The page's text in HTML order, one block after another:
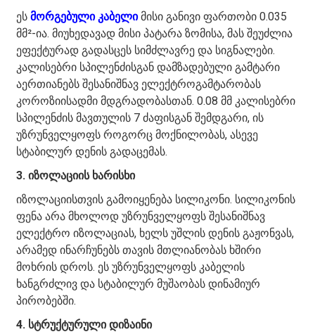
ეს მორგებული კაბელიმისი განივი ფართობი 0.035
მმ²-ია. მიუხედავად მისი პატარა ზომისა, მას შეუძლია
ეფექტურად გადასცეს სიმძლავრე და სიგნალები.
კალისებრი სპილენძისგან დამზადებული გამტარი
აერთიანებს შესანიშნავ ელექტროგამტარობას
კოროზიისადმი მდგრადობასთან. 0.08 მმ კალისებრი
სპილენძის მავთულის 7 ძაფისგან შემდგარი, ის
უზრუნველყოფს როგორც მოქნილობას, ასევე
სტაბილურ დენის გადაცემას.
3. იზოლაციის ხარისხი
იზოლაციისთვის გამოიყენება სილიკონი. სილიკონის
ფენა არა მხოლოდ უზრუნველყოფს შესანიშნავ
ელექტრო იზოლაციას, ხელს უშლის დენის გაჟონვას,
არამედ ინარჩუნებს თავის მთლიანობას ხშირი
მოხრის დროს. ეს უზრუნველყოფს კაბელის
ხანგრძლივ და სტაბილურ მუშაობას დინამიურ
პირობებში.
4. სტრუქტურული დიზაინი